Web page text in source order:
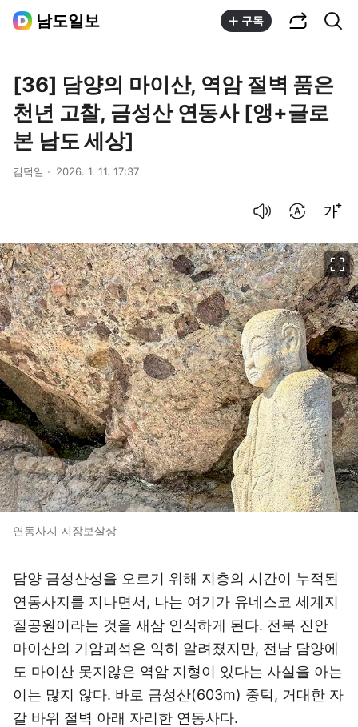
남도일보 구독
[36] 담양의 마이산, 역암 절벽 품은
천년 고찰, 금성산 연동사 [앵+글로
본 남도 세상]
김덕일 2026. 1. 11. 17:37
연동사지 지장보살상
담양 금성산성을 오르기 위해 지층의 시간이 누적된
연동사지를 지나면서, 나는 여기가 유네스코 세계지
질공원이라는 것을 새삼 인식하게 된다. 전북 진안
마이산의 기암괴석은 익히 알려졌지만, 전남 담양에
도 마이산 못지않은 역암 지형이 있다는 사실을 아는
이는 많지 않다. 바로 금성산(603m) 중턱, 거대한 자
갈 바위 절벽 아래 자리한 연동사다.